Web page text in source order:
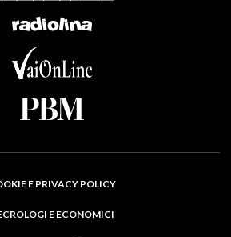
E PRIVACY POLICY
E ECONOMICI